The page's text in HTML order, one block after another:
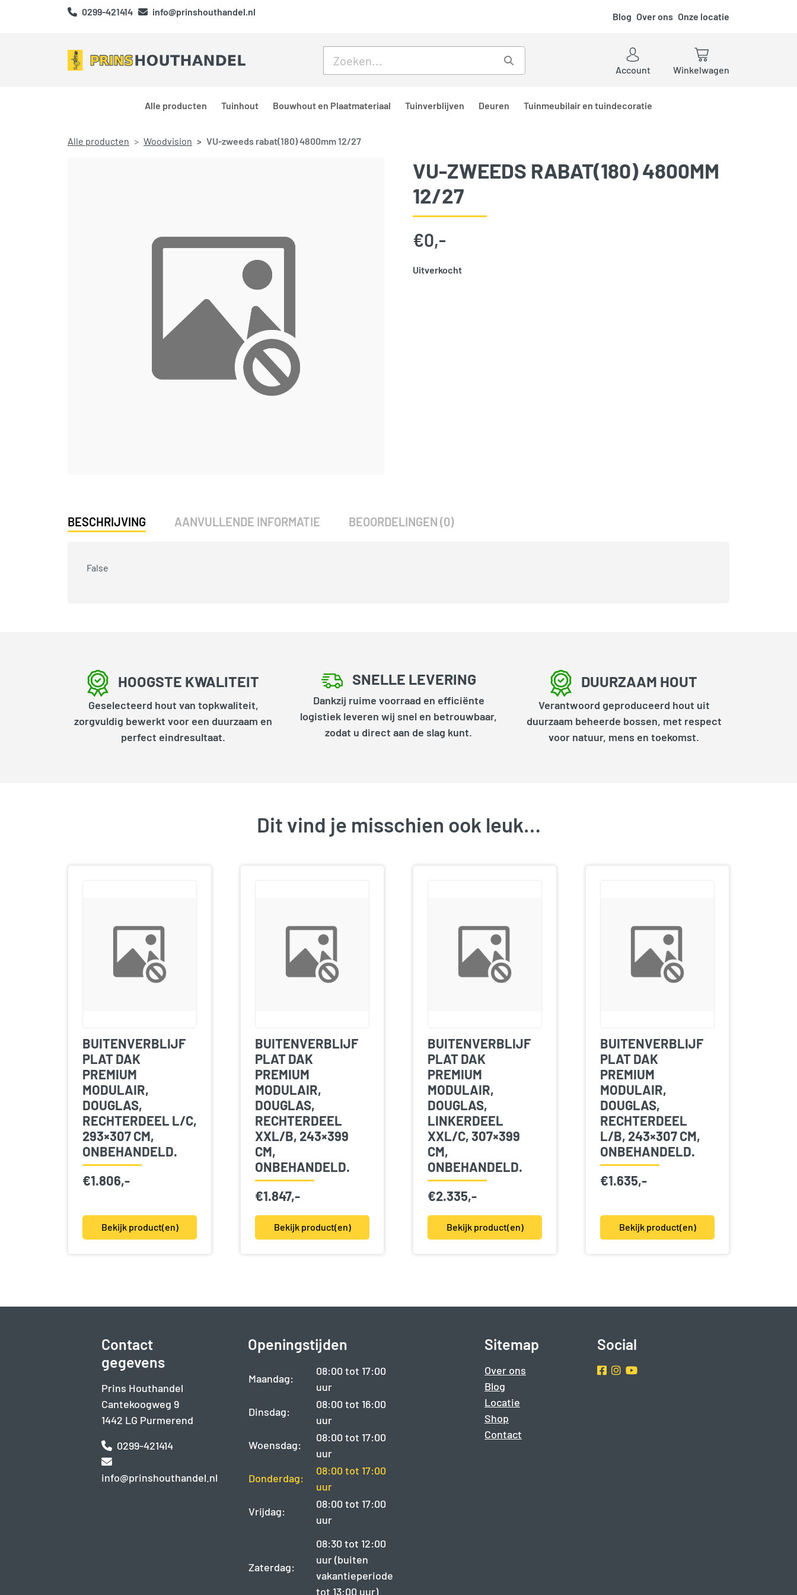
0299-421414 info@prinshouthandel.nl Blog Over ons Onze locatie
Account
Winkelwagen
Alle producten Tuinhout Bouwhout en Plaatmateriaal Tuinverblijven Deuren Tuinmeubilair en tuindecoratie
Alle producten Woodvision VU-zweeds rabat(180) 4800mm 12/27
VU-ZWEEDS RABAT(180) 4800MM
12/27
€0,-
Uitverkocht
BESCHRIJVING AANVULLENDE INFORMATIE BEOORDELINGEN (0)
False
HOOGSTE KWALITEIT
Geselecteerd hout van topkwaliteit,
zorgvuldig bewerkt voor een duurzaam en
perfect eindresultaat.
SNELLE LEVERING
Dankzij ruime voorraad en efficiënte
logistiek leveren wij snel en betrouwbaar,
zodat u direct aan de slag kunt.
DUURZAAM HOUT
Verantwoord geproduceerd hout uit
duurzaam beheerde bossen, met respect
voor natuur, mens en toekomst.
Dit vind je misschien ook leuk…
BUITENVERBLIJF
PLAT DAK
PREMIUM
MODULAIR,
DOUGLAS,
RECHTERDEEL L/C,
293×307 CM,
ONBEHANDELD.
€1.806,-
Bekijk product(en)
BUITENVERBLIJF
PLAT DAK
PREMIUM
MODULAIR,
DOUGLAS,
RECHTERDEEL
XXL/B, 243×399
CM,
ONBEHANDELD.
€1.847,-
Bekijk product(en)
BUITENVERBLIJF
PLAT DAK
PREMIUM
MODULAIR,
DOUGLAS,
LINKERDEEL
XXL/C, 307×399
CM,
ONBEHANDELD.
€2.335,-
Bekijk product(en)
BUITENVERBLIJF
PLAT DAK
PREMIUM
MODULAIR,
DOUGLAS,
RECHTERDEEL
L/B, 243×307 CM,
ONBEHANDELD.
€1.635,-
Bekijk product(en)
Contact
gegevens
Prins Houthandel
Cantekoogweg 9
1442 LG Purmerend
0299-421414
info@prinshouthandel.nl
Openingstijden
Maandag:
08:00 tot 17:00
uur
Dinsdag:
08:00 tot 16:00
uur
Woensdag:
08:00 tot 17:00
uur
Donderdag:
08:00 tot 17:00
uur
Vrijdag:
08:00 tot 17:00
uur
Zaterdag:
08:30 tot 12:00
uur (buiten
vakantieperiode
tot 13:00 uur)
Sitemap
Over ons
Blog
Locatie
Shop
Contact
Social
Facebook
Instragram
Youtube